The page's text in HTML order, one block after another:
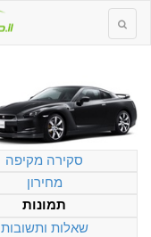
סקירה מקיפה
מחירון
תמונות
שאלות ותשובות